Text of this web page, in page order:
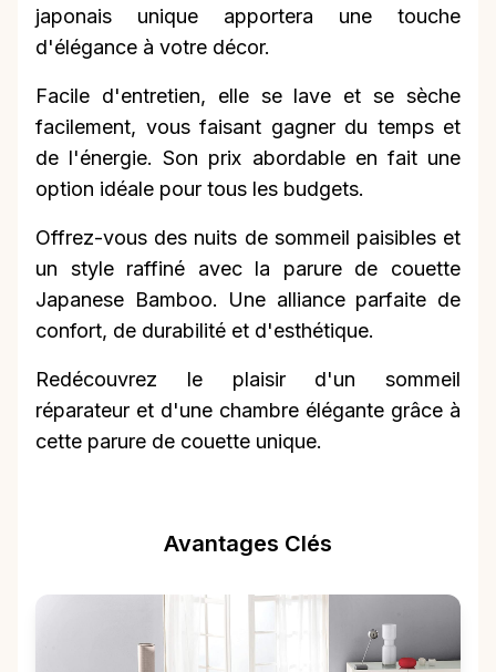
japonais unique apportera une touche
d'élégance à votre décor.
Facile d'entretien, elle se lave et se sèche
facilement, vous faisant gagner du temps et
de l'énergie. Son prix abordable en fait une
option idéale pour tous les budgets.
Offrez-vous des nuits de sommeil paisibles et
un style raffiné avec la parure de couette
Japanese Bamboo. Une alliance parfaite de
confort, de durabilité et d'esthétique.
Redécouvrez le plaisir d'un sommeil
réparateur et d'une chambre élégante grâce à
cette parure de couette unique.
Avantages Clés